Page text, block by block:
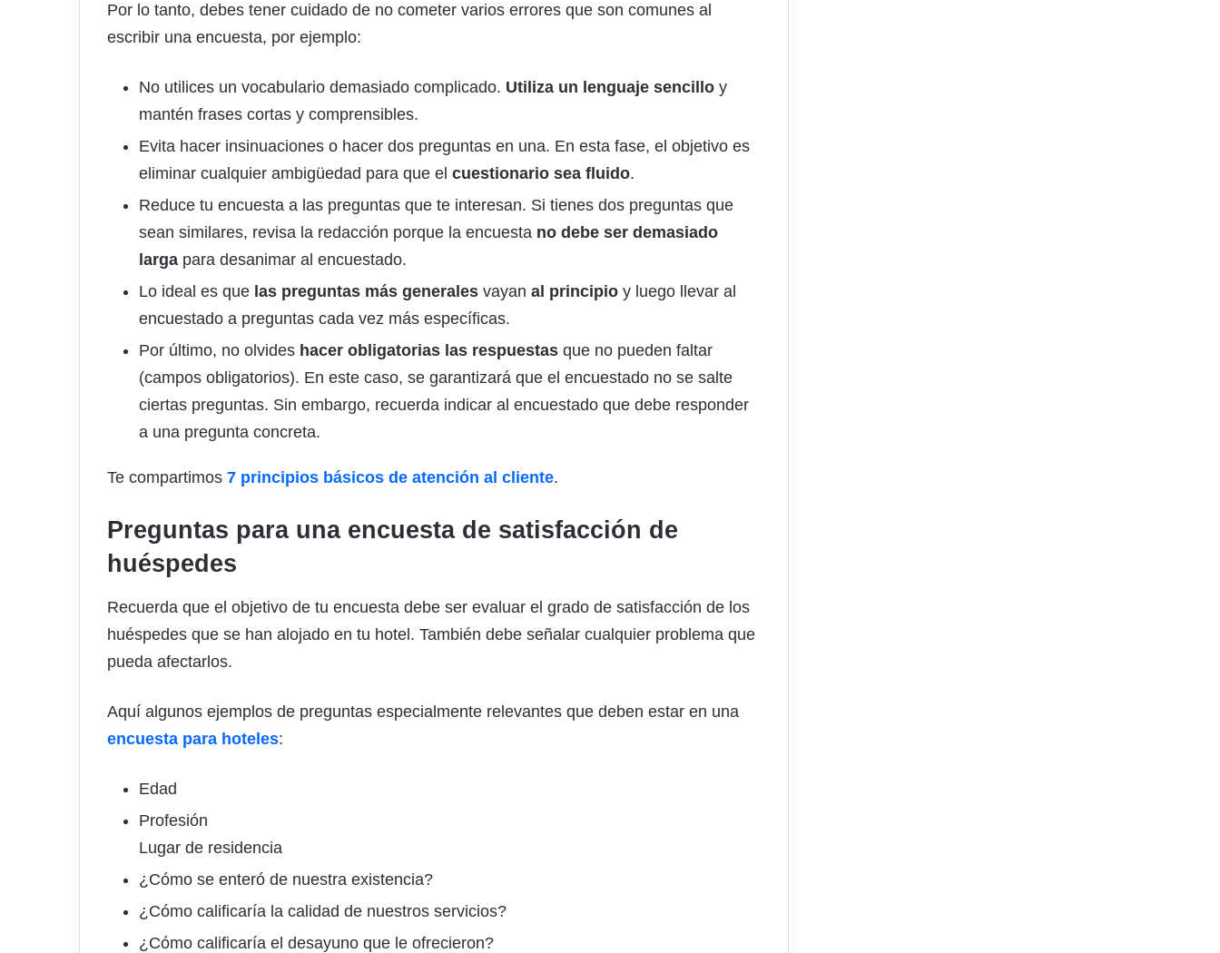
Por lo tanto, debes tener cuidado de no cometer varios errores que son comunes al
escribir una encuesta, por ejemplo:
No utilices un vocabulario demasiado complicado. Utiliza un lenguaje sencillo y
mantén frases cortas y comprensibles.
Evita hacer insinuaciones o hacer dos preguntas en una. En esta fase, el objetivo es
eliminar cualquier ambigüedad para que el cuestionario sea fluido.
Reduce tu encuesta a las preguntas que te interesan. Si tienes dos preguntas que
sean similares, revisa la redacción porque la encuesta no debe ser demasiado
larga para desanimar al encuestado.
Lo ideal es que las preguntas más generales vayan al principio y luego llevar al
encuestado a preguntas cada vez más específicas.
Por último, no olvides hacer obligatorias las respuestas que no pueden faltar
(campos obligatorios). En este caso, se garantizará que el encuestado no se salte
ciertas preguntas. Sin embargo, recuerda indicar al encuestado que debe responder
a una pregunta concreta.
Te compartimos 7 principios básicos de atención al cliente.
Preguntas para una encuesta de satisfacción de
huéspedes
Recuerda que el objetivo de tu encuesta debe ser evaluar el grado de satisfacción de los
huéspedes que se han alojado en tu hotel. También debe señalar cualquier problema que
pueda afectarlos.
Aquí algunos ejemplos de preguntas especialmente relevantes que deben estar en una
encuesta para hoteles:
Edad
Profesión
Lugar de residencia
¿Cómo se enteró de nuestra existencia?
¿Cómo calificaría la calidad de nuestros servicios?
¿Cómo calificaría el desayuno que le ofrecieron?